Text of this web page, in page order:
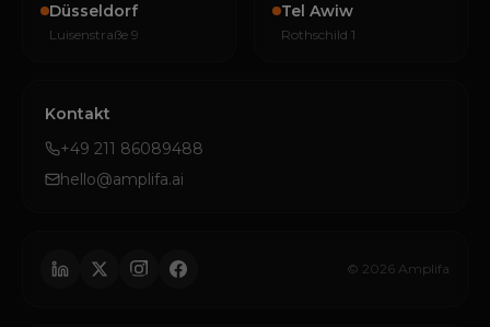
Düsseldorf
Luisenstraße 9
Tel Awiw
Rothschild 1
Kontakt
+49 211 86089488
hello@amplifa.ai
© 2026 Amplifa